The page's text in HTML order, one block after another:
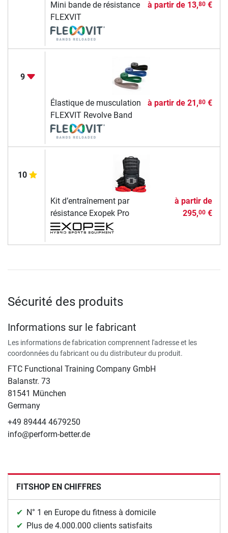
Mini bande de résistance
FLEXVIT
à partir de 13,80€
9
Élastique de musculation
FLEXVIT Revolve Band
à partir de 21,80€
10
Kit d’entraînement par
résistance Exopek Pro
à partir de
295,00€
Sécurité des produits
Informations sur le fabricant
Les informations de fabrication comprennent l'adresse et les
coordonnées du fabricant ou du distributeur du produit.
FTC Functional Training Company GmbH
Balanstr. 73
81541 München
Germany
+49 89444 4679250
info@perform-better.de
FITSHOP EN CHIFFRES
N° 1 en Europe du fitness à domicile
Plus de 4.000.000 clients satisfaits